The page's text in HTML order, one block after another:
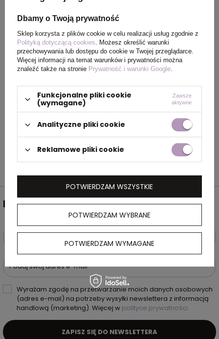
Rozmiar 12 x 4 x 1,8 cm
Kolor czerwony
OPIS
Rozwijany kabel do ładowania 3w1 w
plastikowej obudowie z wtyczką USB i 3
złączami: iOS, C-Type i Micro USB.
NEWSLETTER
Podaj swój adres e-mail
Wyrażam zgodę na przetwarzanie moich danych osobowych
(adres e-mail) na potrzeby wysyłki newslettera z informacją
handlową (marketing). Więcej w polityce prywatności.
ZAPISZ SIĘ DO NEWSLETTERA
Dbamy o Twoją prywatność
Sklep korzysta z plików cookie w celu realizacji usług zgodnie z
Polityką dotyczącą cookies. Możesz określić warunki
przechowywania lub dostępu do cookie w Twojej przeglądarce.
Więcej informacji na temat warunków i prywatności można
znaleźć także na stronie Prywatność i warunki Google.
Funkcjonalne pliki cookie
(wymagane)
Zawsze
aktywne
Analityczne pliki cookie
Reklamowe pliki cookie
POTWIERDZAM WYBRANE
POTWIERDZAM WYMAGANE
POTWIERDZAM WSZYSTKIE